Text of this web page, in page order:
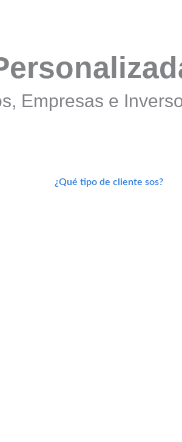
Empresas e
¿Qué tipo de cliente sos?